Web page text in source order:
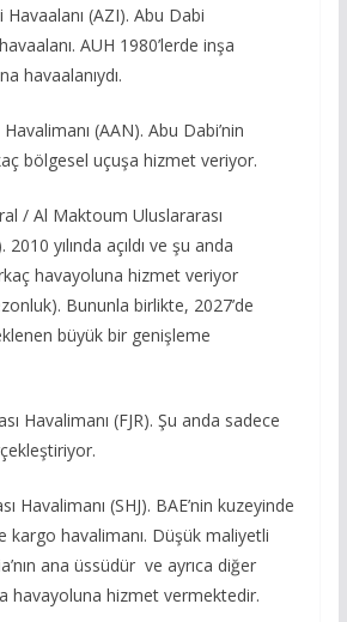
(AZI). Abu Dabi
AUH 1980’lerde inşa
havaalanıydı.
(AAN). Abu Dabi’nin
bölgesel uçuşa hizmet veriyor.
/ Al Maktoum Uluslararası
2010 yılında açıldı ve şu anda
havayoluna hizmet veriyor
Bununla birlikte, 2027’de
büyük bir genişleme
Havalimanı (FJR). Şu anda sadece
Havalimanı (SHJ). BAE’nin kuzeyinde
kargo havalimanı. Düşük maliyetli
ana üssüdür ve ayrıca diğer
havayoluna hizmet vermektedir.